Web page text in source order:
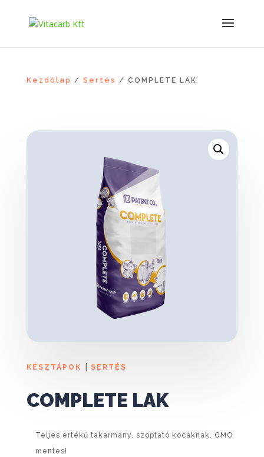
Kezdőlap / Sertés / COMPLETE LAK
KÉSZTÁPOK | SERTÉS
COMPLETE LAK
Teljes értékű takarmány, szoptató kocáknak. GMO
mentes!